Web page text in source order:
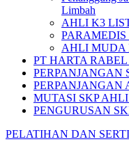
Limbah
AHLI K3
AHLI MUDA
PT HARTA
PERPANJANGAN
PERPANJANGAN
MUTASI SKP
PENGURUSAN
PELATIHAN DAN